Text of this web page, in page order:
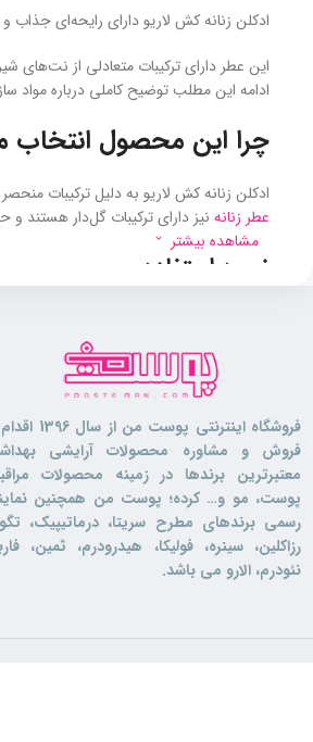
ادکلن زنانه کش لاریو دارای رایحه‌ای
این عطر دارای ترکیبات متعادلی از نت‌های
ادامه این مطلب توضیح کاملی درباره مواد
چرا این محصول انتخاب
ادکلن زنانه کش لاریو به دلیل ترکیبات
عطر زنانه نیز دارای ترکیبات گل‌دار هستند
نحوه استفاده
صبح‌ها یا قبل از مناسبت‌های مهم است.
ویژگی‌های ادکلن زنانه کش
ماندگاری طولانی‌ مدت
رایحه‌ای لوکس و جذاب
مناسب برای استفاده روزانه و رسمی
بطری شیک و طراحی منحصر به‌ فرد
نتیجه‌گیری
عطر زنانه لاریو کش ترکیبی است از هنر و
مشاهده بیشتر
فروشگاه اینترنتی پوست من
فروش و مشاوره محصولات آرایشی
معتبرترین برندها در زمینه محصولات
پوست، مو و… کرده؛ پوست من همچنین
رسمی برندهای مطرح سریتا، درماتیپیک،
رزاکلین، سینره، فولیکا، هیدرودرم، ثمین،
نئودرم، الارو می باشد.